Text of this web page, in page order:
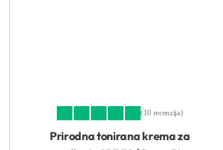
10 recenzija
Prirodna tonirana krema za